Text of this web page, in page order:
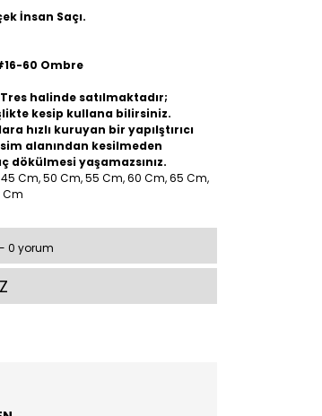
İnsan Saçı.
60 Ombre
halinde satılmaktadır;
kesip kullana bilirsiniz.
hızlı kuruyan bir yapılştırıcı
alanından kesilmeden
dökülmesi yaşamazsınız.
Cm, 50 Cm, 55 Cm, 60 Cm, 65 Cm,
Cm
- 0 yorum